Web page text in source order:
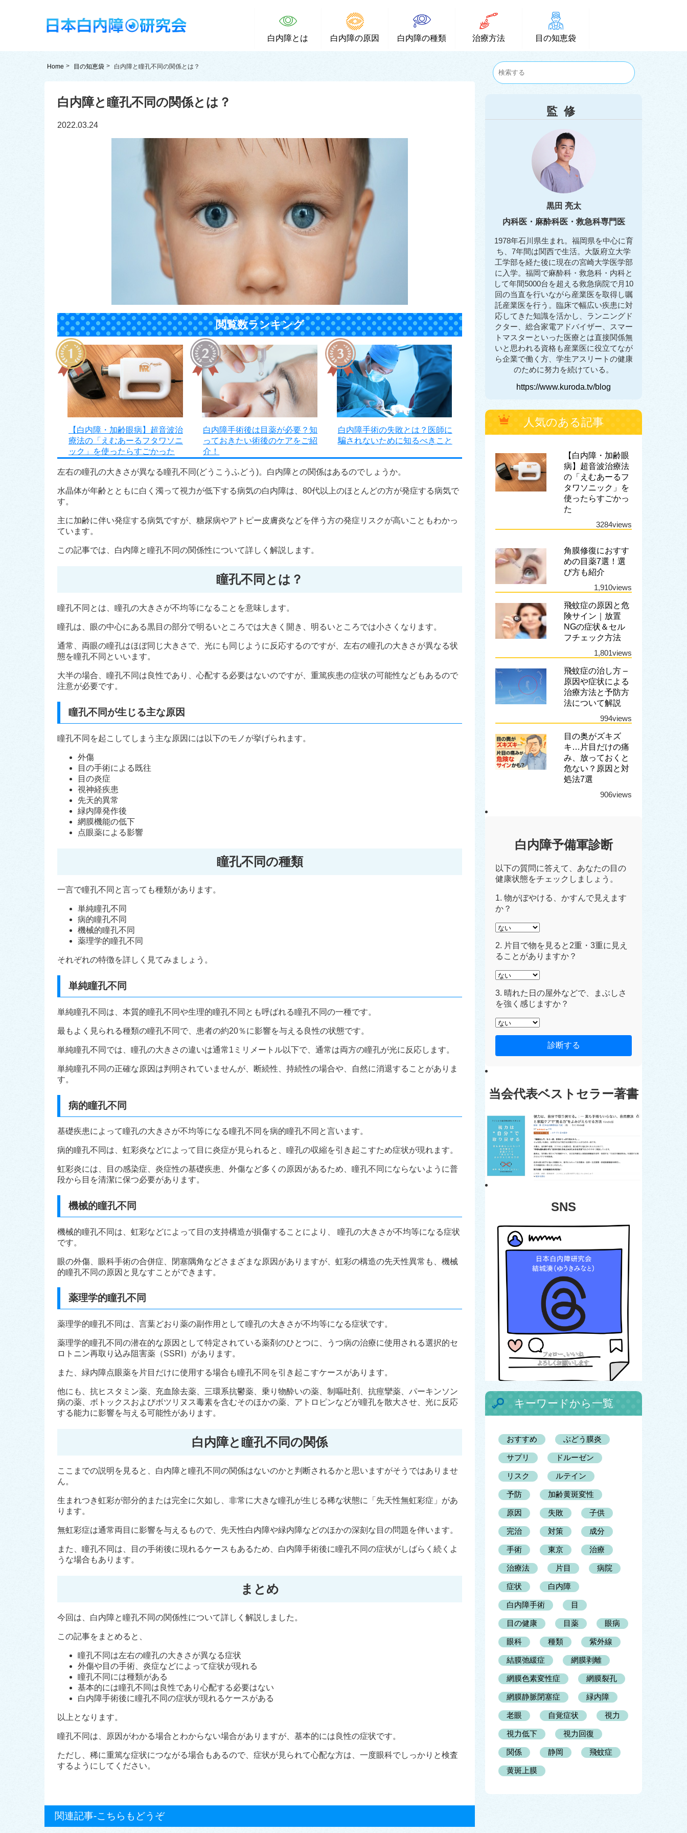
白内障とは 白内障の原因 白内障の種類 治療方法 目の知恵袋
Home 目の知恵袋 白内障と瞳孔不同の関係とは？
白内障と瞳孔不同の関係とは？
2022.03.24
閲覧数ランキング
【白内障・加齢眼病】超音波治
療法の「えむあーるフタワソニ
ック」を使ったらすごかった
白内障手術後は目薬が必要？知
っておきたい術後のケアをご紹
介！
白内障手術の失敗とは？医師に
騙されないために知るべきこと
左右の瞳孔の大きさが異なる瞳孔不同(どうこうふどう)。白内障との関係はあるのでしょうか。
水晶体が年齢とともに白く濁って視力が低下する病気の白内障は、80代以上のほとんどの方が発症する病気で
す。
主に加齢に伴い発症する病気ですが、糖尿病やアトピー皮膚炎などを伴う方の発症リスクが高いこともわかっ
ています。
この記事では、白内障と瞳孔不同の関係性について詳しく解説します。
瞳孔不同とは？
瞳孔不同とは、瞳孔の大きさが不均等になることを意味します。
瞳孔は、眼の中心にある黒目の部分で明るいところでは大きく開き、明るいところでは小さくなります。
通常、両眼の瞳孔はほぼ同じ大きさで、光にも同じように反応するのですが、左右の瞳孔の大きさが異なる状
態を瞳孔不同といいます。
大半の場合、瞳孔不同は良性であり、心配する必要はないのですが、重篤疾患の症状の可能性などもあるので
注意が必要です。
瞳孔不同が生じる主な原因
瞳孔不同を起こしてしまう主な原因には以下のモノが挙げられます。
外傷
目の手術による既往
目の炎症
視神経疾患
先天的異常
緑内障発作後
網膜機能の低下
点眼薬による影響
瞳孔不同の種類
一言で瞳孔不同と言っても種類があります。
単純瞳孔不同
病的瞳孔不同
機械的瞳孔不同
薬理学的瞳孔不同
それぞれの特徴を詳しく見てみましょう。
単純瞳孔不同
単純瞳孔不同は、本質的瞳孔不同や生理的瞳孔不同とも呼ばれる瞳孔不同の一種です。
最もよく見られる種類の瞳孔不同で、患者の約20％に影響を与える良性の状態です。
単純瞳孔不同では、瞳孔の大きさの違いは通常1ミリメートル以下で、通常は両方の瞳孔が光に反応します。
単純瞳孔不同の正確な原因は判明されていませんが、断続性、持続性の場合や、自然に消退することがありま
す。
病的瞳孔不同
基礎疾患によって瞳孔の大きさが不均等になる瞳孔不同を病的瞳孔不同と言います。
病的瞳孔不同は、虹彩炎などによって目に炎症が見られると、瞳孔の収縮を引き起こすため症状が現れます。
虹彩炎には、目の感染症、炎症性の基礎疾患、外傷など多くの原因があるため、瞳孔不同にならないように普
段から目を清潔に保つ必要があります。
機械的瞳孔不同
機械的瞳孔不同は、虹彩などによって目の支持構造が損傷することにより、 瞳孔の大きさが不均等になる症状
です。
眼の外傷、眼科手術の合併症、閉塞隅角などさまざまな原因がありますが、虹彩の構造の先天性異常も、機械
的瞳孔不同の原因と見なすことができます。
薬理学的瞳孔不同
薬理学的瞳孔不同は、言葉どおり薬の副作用として瞳孔の大きさが不均等になる症状です。
薬理学的瞳孔不同の潜在的な原因として特定されている薬剤のひとつに、うつ病の治療に使用される選択的セ
ロトニン再取り込み阻害薬（SSRI）があります。
また、緑内障点眼薬を片目だけに使用する場合も瞳孔不同を引き起こすケースがあります。
他にも、抗ヒスタミン薬、充血除去薬、三環系抗鬱薬、乗り物酔いの薬、制嘔吐剤、抗痙攣薬、パーキンソン
病の薬、ボトックスおよびボツリヌス毒素を含むそのほかの薬、アトロピンなどが瞳孔を散大させ、光に反応
する能力に影響を与える可能性があります。
白内障と瞳孔不同の関係
ここまでの説明を見ると、白内障と瞳孔不同の関係はないのかと判断されるかと思いますがそうではありませ
ん。
生まれつき虹彩が部分的または完全に欠如し、非常に大きな瞳孔が生じる稀な状態に「先天性無虹彩症」があ
ります。
無虹彩症は通常両目に影響を与えるもので、先天性白内障や緑内障などのほかの深刻な目の問題を伴います。
また、瞳孔不同は、目の手術後に現れるケースもあるため、白内障手術後に瞳孔不同の症状がしばらく続くよ
うな場合もあります。
まとめ
今回は、白内障と瞳孔不同の関係性について詳しく解説しました。
この記事をまとめると、
瞳孔不同は左右の瞳孔の大きさが異なる症状
外傷や目の手術、炎症などによって症状が現れる
瞳孔不同には種類がある
基本的には瞳孔不同は良性であり心配する必要はない
白内障手術後に瞳孔不同の症状が現れるケースがある
以上となります。
瞳孔不同は、原因がわかる場合とわからない場合がありますが、基本的には良性の症状です。
ただし、稀に重篤な症状につながる場合もあるので、症状が見られて心配な方は、一度眼科でしっかりと検査
するようにしてください。
関連記事-こちらもどうぞ
監修
黒田 亮太
内科医・麻酔科医・救急科専門医
1978年石川県生まれ。福岡県を中心に育
ち、7年間は関西で生活。大阪府立大学
工学部を経た後に現在の宮崎大学医学部
に入学。福岡で麻酔科・救急科・内科と
して年間5000台を超える救急病院で月10
回の当直を行いながら産業医を取得し嘱
託産業医を行う。臨床で幅広い疾患に対
応してきた知識を活かし、ランニングド
クター、総合家電アドバイザー、スマー
トマスターといった医療とは直接関係無
いと思われる資格も産業医に役立てなが
ら企業で働く方、学生アスリートの健康
のために努力を続けている。
https://www.kuroda.tv/blog
人気のある記事
【白内障・加齢眼
病】超音波治療法
の「えむあーるフ
タワソニック」を
使ったらすごかっ
た
3284views
角膜修復におすす
めの目薬7選！選
び方も紹介
1,910views
飛蚊症の原因と危
険サイン｜放置
NGの症状＆セル
フチェック方法
1,801views
飛蚊症の治し方 –
原因や症状による
治療方法と予防方
法について解説
994views
目の奥がズキズ
キ…片目だけの痛
み、放っておくと
危ない？原因と対
処法7選
906views
白内障予備軍診断
以下の質問に答えて、あなたの目の
健康状態をチェックしましょう。
1. 物がぼやける、かすんで見えます
か？
2. 片目で物を見ると2重・3重に見え
ることがありますか？
3. 晴れた日の屋外などで、まぶしさ
を強く感じますか？
診断する
当会代表ベストセラー著書
SNS
キーワードから一覧
おすすめ ぶどう膜炎
サプリ ドルーゼン
リスク ルテイン
予防 加齢黄斑変性
原因 失敗 子供
完治 対策 成分
手術 東京 治療
治療法 片目 病院
症状 白内障
白内障手術 目
目の健康 目薬 眼病
眼科 種類 紫外線
結膜弛緩症 網膜剥離
網膜色素変性症 網膜裂孔
網膜静脈閉塞症 緑内障
老眼 自覚症状 視力
視力低下 視力回復
関係 静岡 飛蚊症
黄斑上膜